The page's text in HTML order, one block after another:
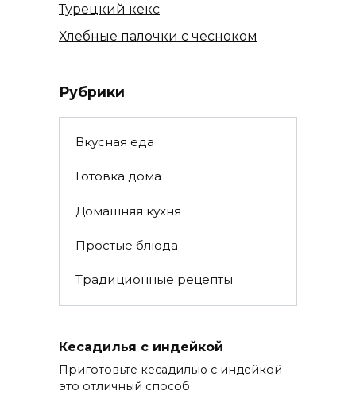
Турецкий кекс
Хлебные палочки с чесноком
Рубрики
Вкусная еда
Готовка дома
Домашняя кухня
Простые блюда
Традиционные рецепты
Кесадилья с индейкой
Приготовьте кесадилью с индейкой –
это отличный способ